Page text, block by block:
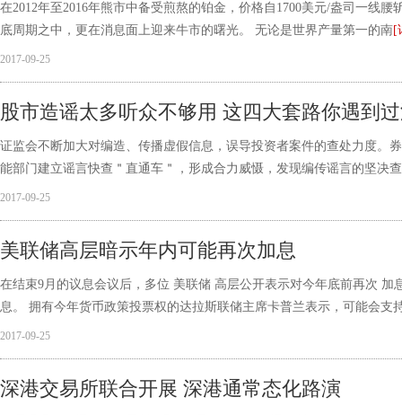
在2012年至2016年熊市中备受煎熬的铂金，价格自1700美元/盎司一线
底周期之中，更在消息面上迎来牛市的曙光。 无论是世界产量第一的南[
2017-09-25
股市造谣太多听众不够用 这四大套路你遇到
证监会不断加大对编造、传播虚假信息，误导投资者案件的查处力度。
能部门建立谣言快查＂直通车＂，形成合力威慑，发现编传谣言的坚决
2017-09-25
美联储高层暗示年内可能再次加息
在结束9月的议息会议后，多位 美联储 高层公开表示对今年底前再次
息。 拥有今年货币政策投票权的达拉斯联储主席卡普兰表示，可能会支
2017-09-25
深港交易所联合开展 深港通常态化路演